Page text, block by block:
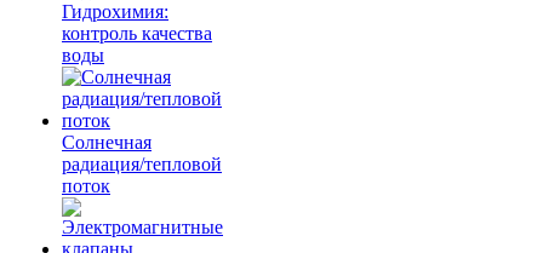
Гидрохимия:
контроль качества
воды
Солнечная
радиация/тепловой
поток